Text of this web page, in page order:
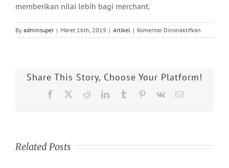
memberikan nilai lebih bagi merchant.
By adminsuper | Maret 16th, 2019 | Artikel | Komentar Dinonaktifkan
Nortek
dan
Share This Story, Choose Your Platform!
Facebook RedditLinkedInTumblr Pinterest
Vk Email
Related Posts